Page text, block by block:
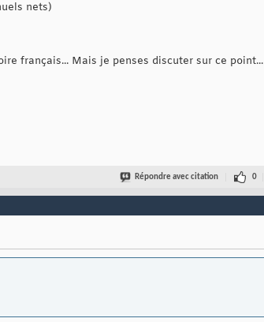
nets)
français... Mais je penses discuter sur ce point...
Répondre avec citation 0